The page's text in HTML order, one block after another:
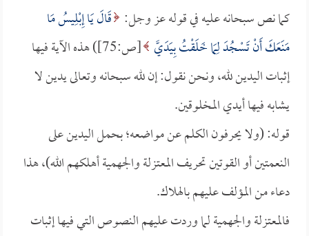
كما نص سبحانه عليه في قوله عز وجل: قَالَ يَا إِبْلِيسُ مَا
مَنَعَكَ أَنْ تَسْجُدَ لِمَا خَلَقْتُ بِيَدَيَّ
[ص:75]) هذه الآية فيها
إثبات اليدين لله، ونحن نقول: إن لله سبحانه وتعالى يدين لا
يشابه فيها أيدي المخلوقين.
قوله: (ولا يحرفون الكلم عن مواضعه؛ بحمل اليدين على
النعمتين أو القوتين تحريف المعتزلة والجهمية أهلكهم الله)، هذا
دعاء من المؤلف عليهم بالهلاك.
فالمعتزلة والجهمية لما وردت عليهم النصوص التي فيها إثبات